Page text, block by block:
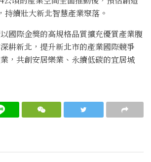
持續壯大新北智慧產業聚落。
國際金獎的高規格品質擴充優質產業腹
耕新北，提升新北市的產業國際競爭
，共創安居樂業、永續低碳的宜居城